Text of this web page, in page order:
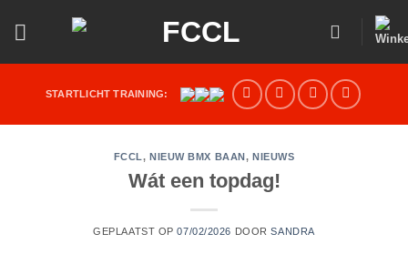
STARTLICHT TRAINING:
FCCL,NIEUW BMX BAAN, NIEUWS
Wát een topdag!
GEPLAATST OP07/02/2026 DOORSANDRA